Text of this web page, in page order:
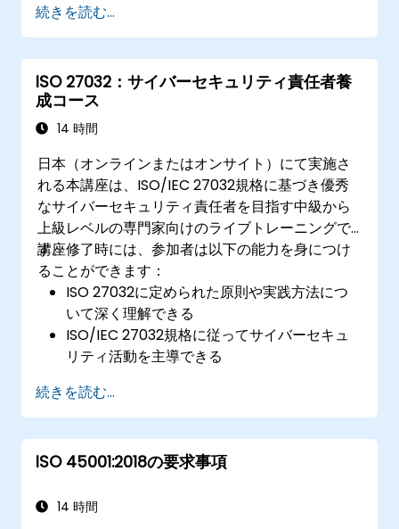
リスク対応戦略やモニタリング手法を実践で
きる。
組織内で透明性を持ってリスク情報を伝達・
報告できる。
続きを読む...
ISO 27032：サイバーセキュリティ責任者養
成コース
14 時間
日本（オンラインまたはオンサイト）にて実施さ
れる本講座は、ISO/IEC 27032規格に基づき優秀
なサイバーセキュリティ責任者を目指す中級から
上級レベルの専門家向けのライブトレーニングで
す。
講座修了時には、参加者は以下の能力を身につけ
ることができます：
ISO 27032に定められた原則や実践方法につ
いて深く理解できる
ISO/IEC 27032規格に従ってサイバーセキュ
リティ活動を主導できる
ティを効果的に管理できる
組織のために安全なサイバースペース環境を
構築できる
続きを読む...
ISO 45001:2018の要求事項
14 時間